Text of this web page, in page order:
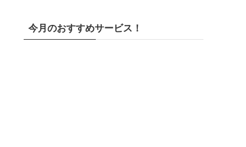
今月のおすすめサービス！